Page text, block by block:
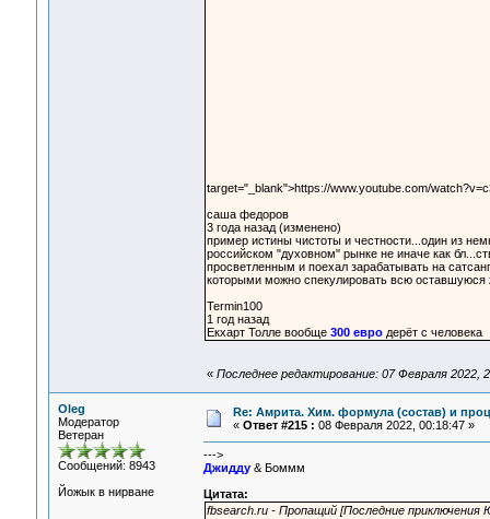
target="_blank">https://www.youtube.com/
саша федоров
3 года назад (изменено)
пример истины чистоты и честности...один из
российском "духовном" рынке не иначе как
просветленным и поехал зарабатывать на
которыми можно спекулировать всю оставшуюся
Termin100
1 год назад
Екхарт Толле вообще 300 евродерёт с человека
« Последнее редактирование: 07 Февраля 2022,
Oleg
Модератор
Ветеран
Сообщений: 8943
Йожык в нирване
Re: Амрита. Хим. формула (состав) и
« Ответ #215 : 08 Февраля 2022, 00:18:47 »
--->
Джидду& Боммм
Цитата:
fbsearch.ru - Пропащий [Последние